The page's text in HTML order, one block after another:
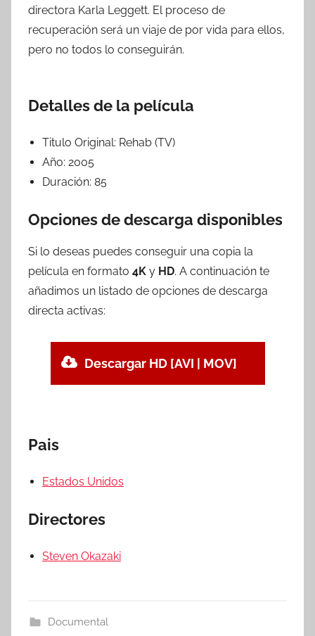
directora Karla Leggett. El proceso de
recuperación será un viaje de por vida para ellos,
pero no todos lo conseguirán.
Detalles de la película
Titulo Original: Rehab (TV)
Año: 2005
Duración: 85
Opciones de descarga disponibles
Si lo deseas puedes conseguir una copia la
película en formato 4K y HD. A continuación te
añadimos un listado de opciones de descarga
directa activas:
Descargar HD [AVI | MOV]
Pais
Estados Unidos
Directores
Steven Okazaki
Documental